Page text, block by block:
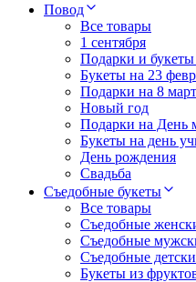
Повод
Все товары
1 сентября
Подарки и
Букеты на 23
Подарки на 8
Новый год
Подарки на День
Букеты на день
День рождения
Свадьба
Съедобные букеты
Все товары
Съедобные
Съедобные
Съедобные
Букеты из